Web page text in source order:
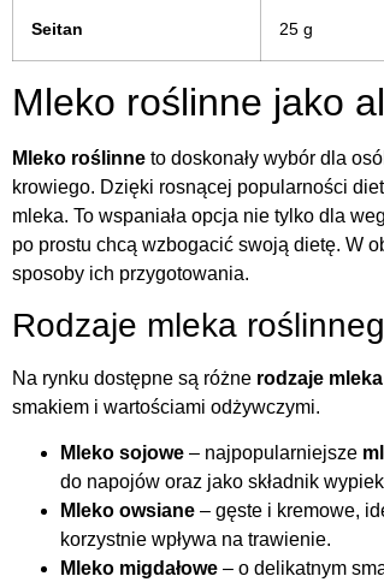
Seitan 25 g
Mleko roślinne jako
Mleko roślinne to doskonały wybór dla
krowiego. Dzięki rosnącej popularności
mleka. To wspaniała opcja nie tylko dla
po prostu chcą wzbogacić swoją dietę. W
sposoby ich przygotowania.
Rodzaje mleka
Na rynku dostępne są różne rodzaje mleka
smakiem i wartościami odżywczymi.
Mleko sojowe – najpopularniejsze
do napojów oraz jako składnik
Mleko owsiane – gęste i kremowe,
korzystnie wpływa na trawienie.
Mleko migdałowe – o delikatnym